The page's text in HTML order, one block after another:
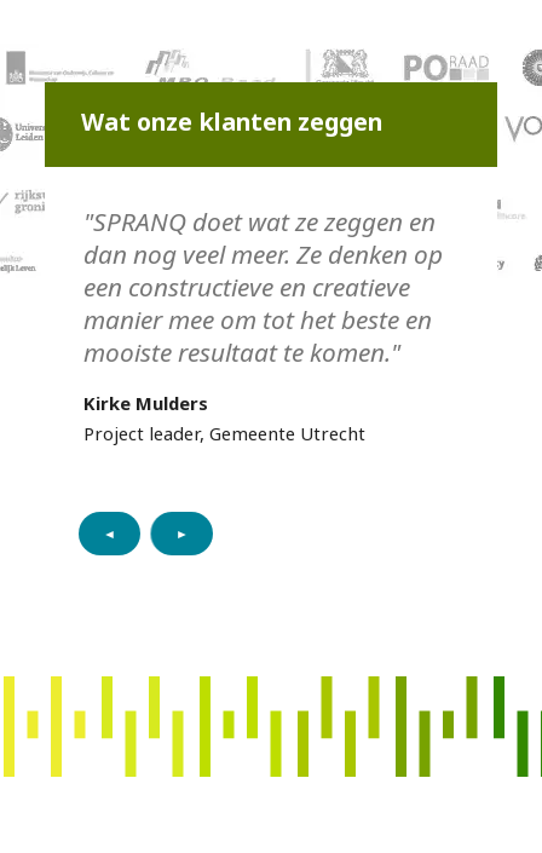
Wat onze klanten zeggen
"SPRANQ doet wat ze zeggen en
dan nog veel meer. Ze denken op
een constructieve en creatieve
manier mee om tot het beste en
mooiste resultaat te komen."
Kirke Mulders
Project leader, Gemeente Utrecht
◄ ►
sp ra n